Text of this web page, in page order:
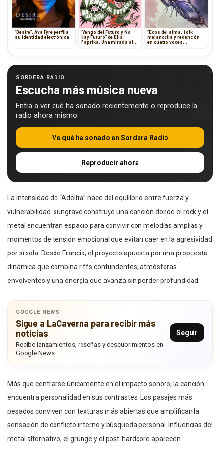
“Desire”: Ava Fyre perfila
su identidad electrónica
“Vengo del Futuro y No
Hay Futuro” de Elis
Paprika: Una mirada al
“Ecos del alma: folk,
melancolía y redención
en cuatro voces
SORDERA RADIO
Escucha más música nueva
Entra a ver qué ha sonado recientemente o reproduce la
radio ahora mismo.
Ve qué ha sonado en Sordera Radio
Reproducir ahora
La intensidad de “Adelita” nace del equilibrio entre fuerza y
vulnerabilidad. sungrave construye una canción donde el rock y el
metal encuentran espacio para convivir con melodías amplias y
momentos de tensión emocional que evitan caer en la agresividad
por sí sola. Desde Francia, el proyecto apuesta por una propuesta
dinámica que combina riffs contundentes, atmósferas
envolventes y una energía que avanza sin perder profundidad.
GOOGLE NEWS
Sigue a LaCaverna para recibir más
noticias
Recibe lanzamientos, reseñas y descubrimientos en
Google News.
Seguir
Más que centrarse únicamente en el impacto sonoro, la canción
encuentra personalidad en sus contrastes. Los pasajes más
pesados conviven con texturas más abiertas que amplifican la
sensación de conflicto interno y búsqueda personal. Influencias del
metal alternativo, el grunge y el post-hardcore aparecen